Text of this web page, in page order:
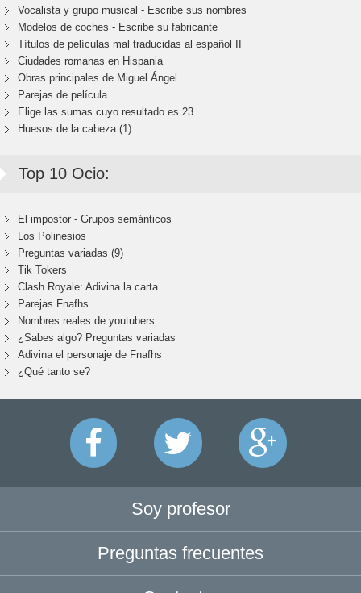
Vocalista y grupo musical - Escribe sus nombres
Modelos de coches - Escribe su fabricante
Títulos de películas mal traducidas al español II
Ciudades romanas en Hispania
Obras principales de Miguel Ángel
Parejas de película
Elige las sumas cuyo resultado es 23
Huesos de la cabeza (1)
Top 10 Ocio:
El impostor - Grupos semánticos
Los Polinesios
Preguntas variadas (9)
Tik Tokers
Clash Royale: Adivina la carta
Parejas Fnafhs
Nombres reales de youtubers
¿Sabes algo? Preguntas variadas
Adivina el personaje de Fnafhs
¿Qué tanto se?
Soy profesor
Preguntas frecuentes